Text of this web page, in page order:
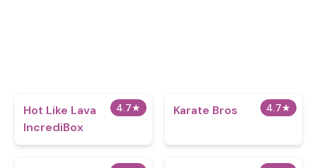
4.7★
Hot Like Lava
IncrediBox
4.7★
Karate Bros